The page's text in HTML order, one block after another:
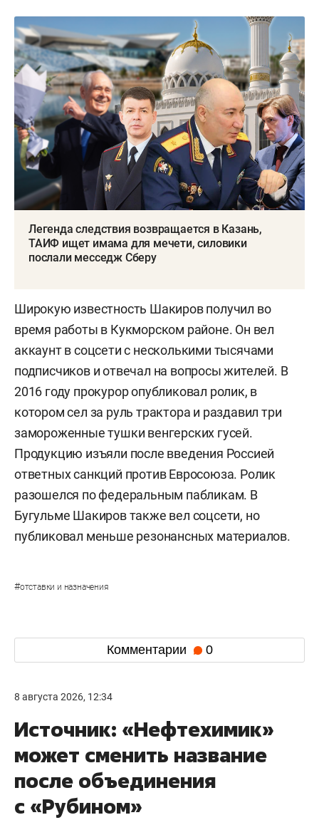
Легенда следствия возвращается в Казань,
ТАИФ ищет имама для мечети, силовики
послали месседж Сберу
Широкую известность Шакиров получил во
время работы в Кукморском районе. Он вел
аккаунт в соцсети с несколькими тысячами
подписчиков и отвечал на вопросы жителей. В
2016 году прокурор опубликовал ролик, в
котором сел за руль трактора и раздавил три
замороженные тушки венгерских гусей.
Продукцию изъяли после введения Россией
ответных санкций против Евросоюза. Ролик
разошелся по федеральным пабликам. В
Бугульме Шакиров также вел соцсети, но
публиковал меньше резонансных материалов.
#отставки и назначения
Комментарии 0
8 августа 2026, 12:34
Источник: «Нефтехимик»
может сменить название
после объединения
с «Рубином»